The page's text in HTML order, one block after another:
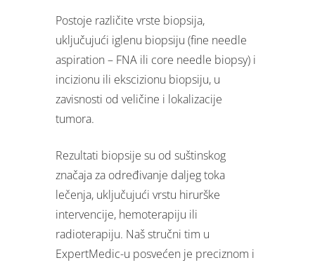
Postoje različite vrste biopsija,
uključujući iglenu biopsiju (fine needle
aspiration – FNA ili core needle biopsy) i
incizionu ili ekscizionu biopsiju, u
zavisnosti od veličine i lokalizacije
tumora.
Rezultati biopsije su od suštinskog
značaja za određivanje daljeg toka
lečenja, uključujući vrstu hirurške
intervencije, hemoterapiju ili
radioterapiju. Naš stručni tim u
ExpertMedic-u posvećen je preciznom i